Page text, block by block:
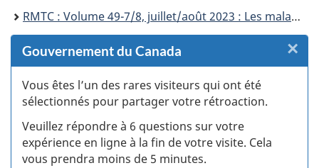
RMTC : Volume 49-7/8, juillet/août 2023 : Les maladies entériques : un problème de santé important au Canada
Gouvernement du Canada
Vous êtes l’un des rares visiteurs qui ont été
sélectionnés pour partager votre rétroaction.
Veuillez répondre à 6 questions sur votre
expérience en ligne à la fin de votre visite. Cela
vous prendra moins de 5 minutes.
×